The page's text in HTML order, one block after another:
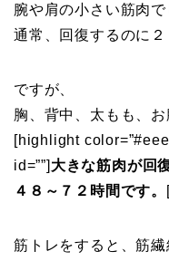
腕や肩の小さい筋肉で
通常、回復するのに２
ですが、
胸、背中、太もも、お
[highlight
id=””] 大きな筋肉が回
４８～７２時間です。
筋トレをすると、筋繊